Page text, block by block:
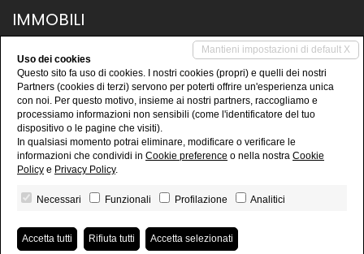
IMMOBILI
Vendite
Affitti
Immobili commerciali
Terreni
MAX PUNTO IMMOBILIARE• P.IVA 02095720385
Privacy Policy•Revoca consensi• Powered by
Mantieni impostazioni di default X
Uso dei cookies
Questo sito fa uso di cookies. I nostri cookies (propri) e quelli dei nostri
Partners (cookies di terzi) servono per poterti offrire un'esperienza unica
con noi. Per questo motivo, insieme ai nostri partners, raccogliamo e
processiamo informazioni non sensibili (come l'identificatore del tuo
dispositivo o le pagine che visiti).
In qualsiasi momento potrai eliminare, modificare o verificare le
informazioni che condividi in Cookie preference o nella nostra Cookie
Policy e Privacy Policy.
Necessari Funzionali Profilazione Analitici
Accetta tutti Rifiuta tutti Accetta selezionati